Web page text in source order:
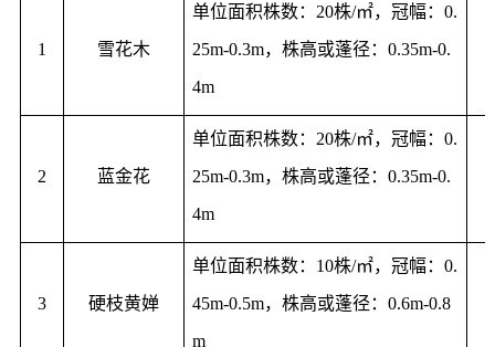
1 雪花木
单位面积株数：20株/㎡，冠幅：0.
25m-0.3m，株高或蓬径：0.35m-0.
4m
2 蓝金花
单位面积株数：20株/㎡，冠幅：0.
25m-0.3m，株高或蓬径：0.35m-0.
4m
3 硬枝黄婵
单位面积株数：10株/㎡，冠幅：0.
45m-0.5m，株高或蓬径：0.6m-0.8
m